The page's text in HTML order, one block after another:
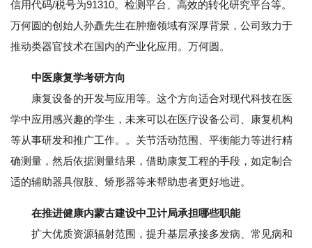
信用代码/税号为91310。检测平台、高效的转化研究平台等。
万何圆的创始人孙矗先生在肿瘤领域有深厚背景，公司致力于
推动类器官技术在国内的产业化应用。万何圆。
中医康复学考研方向
康复设备的开发与应用等。这个方向适合对现代科技在医
学中应用感兴趣的学生，未来可以在医疗设备公司、康复机构
等从事研发和推广工作。。关节活动范围、平衡能力等进行精
确测量，然后依据测量结果，借助康复工程的手段，如定制合
适的辅助器具假肢、矫形器等来帮助患者更好地进。
在推进健康内蒙古建设中卫计局承担哪些职能
扩大优质资源辐射范围，提升基层承接多发病、常见病和